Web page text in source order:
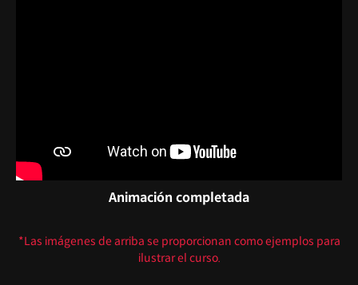
Animación completada
*Las imágenes de arriba se proporcionan como ejemplos para
ilustrar el curso.